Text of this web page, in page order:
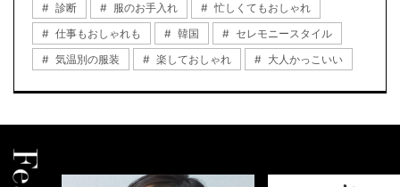
診断
服のお手入れ
忙しくてもおしゃれ
仕事もおしゃれも
韓国
セレモニースタイル
気温別の服装
楽しておしゃれ 大人かっこいい